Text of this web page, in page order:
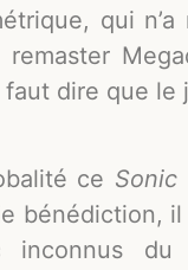
qui
dire que le
ce Sonic
bénédiction,
inconnus du